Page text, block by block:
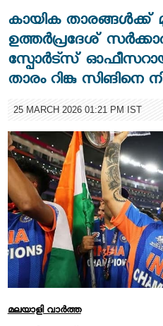
കായിക
ഉത്തർപ്രദേശ്
സ്പോർട്സ് ഓഫീസറായി
താരം റിങ്കു സിങിനെ
25 MARCH 2026 01:21 PM IST
മലയാളി വാര്‍ത്ത